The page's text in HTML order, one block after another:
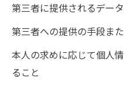
第三者に提供されるデー
第三者への提供の手段ま
本人の求めに応じて個人
ること